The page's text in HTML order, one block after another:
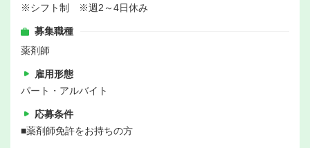
※シフト制 ※週2～4日休み
募集職種
薬剤師
雇用形態
パート・アルバイト
応募条件
■薬剤師免許をお持ちの方